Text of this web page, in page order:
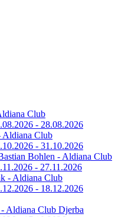
Club
- 28.08.2026
Aldiana Club
- 31.10.2026
Bohlen - Aldiana Club
- 27.11.2026
- Aldiana Club
- 18.12.2026
Aldiana Club Djerba